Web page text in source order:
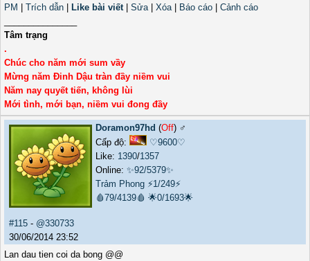
PM
Trích dẫn Like bài viết| Sửa| Xóa| Báo cáo
Cảnh cáo
Tâm trạng
.
Chúc cho năm mới sum vầy
Mừng năm Đinh Dậu tràn đầy niềm vui
Năm nay quyết tiến, không lùi
Mới tình, mới bạn, niềm vui đong đầy
Doramon97hd (Off) ♂️
Cấp độ:
♡9600♡
Like: 1390/1357
Online: ✨92/5379✨
Trảm Phong ⚡1/249⚡
🩸79/4139🩸 🌟0/1693🌟
#115 - @330733
30/06/2014 23:52
Lan dau tien coi da bong @@